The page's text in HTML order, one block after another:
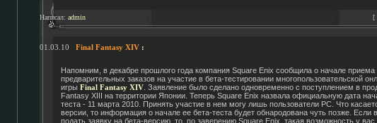
Написал: admin [
01.03.10 Final Fantasy XIV :
Напомним, в декабре прошлого года компания Square Enix сообщила о начале приема
предварительных заказов на участие в бета-тестировании многопользовательской
игры Final Fantasy XIV . Заявление было сделано одновременно с поступлением в
Fantasy XIII на территории Японии. Теперь Square Enix назвала официальную дата
теста - 11 марта 2010. Принять участие в нем могу лишь пользователи РС. Что
версии, то информация о начале ее бета-теста будет обнародована чуть позже. Если
подать заявку на бета-версию, то, по заверению Square Enix, такая возможность у